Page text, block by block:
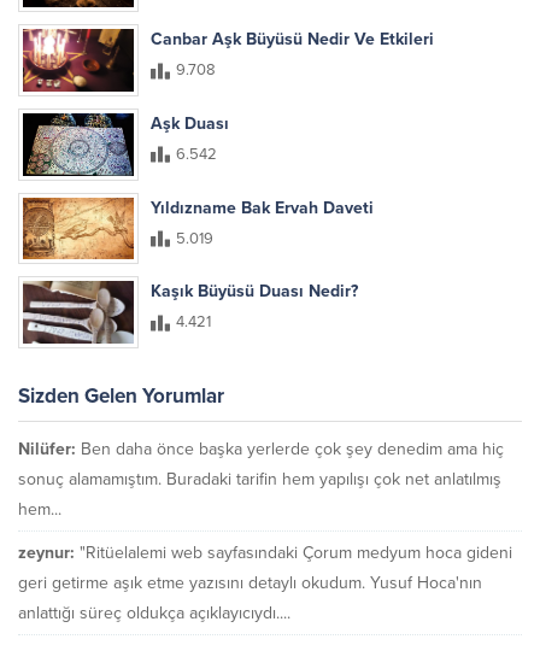
Canbar Aşk Büyüsü Nedir Ve Etkileri
9.708
Aşk Duası
6.542
Yıldızname Bak Ervah Daveti
5.019
Kaşık Büyüsü Duası Nedir?
4.421
Sizden Gelen Yorumlar
Nilüfer: Ben daha önce başka yerlerde çok şey denedim ama hiç
sonuç alamamıştım. Buradaki tarifin hem yapılışı çok net anlatılmış
hem...
zeynur: "Ritüelalemi web sayfasındaki Çorum medyum hoca gideni
geri getirme aşık etme yazısını detaylı okudum. Yusuf Hoca'nın
anlattığı süreç oldukça açıklayıcıydı....